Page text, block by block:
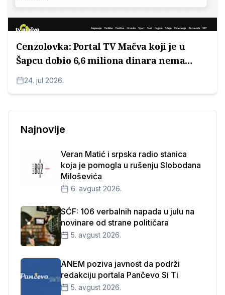
Cenzolovka: Portal TV Mačva koji je u
Šapcu dobio 6,6 miliona dinara nema
Impressum
24. jul 2026.
Najnovije
Veran Matić i srpska radio stanica
koja je pomogla u rušenju Slobodana
Miloševića
6. avgust 2026.
SĆF: 106 verbalnih napada u julu na
novinare od strane političara
5. avgust 2026.
ANEM poziva javnost da podrži
redakciju portala Pančevo Si Ti
5. avgust 2026.